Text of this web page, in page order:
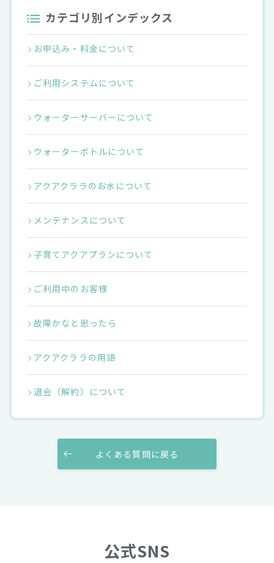
カテゴリ別インデックス
お申込み・料金について
ご利用システムについて
ウォーターサーバーについて
ウォーターボトルについて
アクアクララのお水について
メンテナンスについて
子育てアクアプランについて
ご利用中のお客様
故障かなと思ったら
アクアクララの用語
退会（解約）について
よくある質問に戻る
公式SNS